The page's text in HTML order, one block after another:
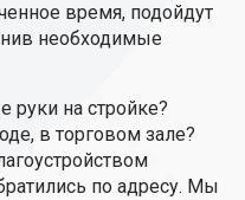
время, подойдут
необходимые
руки на стройке?
в торговом зале?
по адресу. Мы